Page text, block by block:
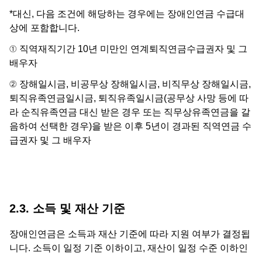
*대신, 다음 조건에 해당하는 경우에는 장애인연금 수급대
상에 포함합니다.
① 직역재직기간 10년 미만인 연계퇴직연금수급권자 및 그
배우자
② 장해일시금, 비공무상 장해일시금, 비직무상 장해일시금,
퇴직유족연금일시금, 퇴직유족일시금(공무상 사망 등에 따
라 순직유족연금 대신 받은 경우 또는 직무상유족연금을 갈
음하여 선택한 경우)을 받은 이후 5년이 경과된 직역연금 수
급권자 및 그 배우자
2.3. 소득 및 재산 기준
장애인연금은 소득과 재산 기준에 따라 지원 여부가 결정됩
니다. 소득이 일정 기준 이하이고, 재산이 일정 수준 이하인